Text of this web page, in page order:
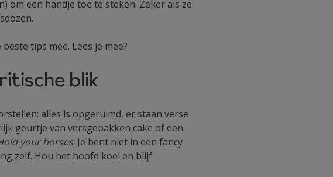
om een handje toe te steken. Zeker als ze
tips mee. Lees je mee?
blik
alles is opgeruimd, er staan verse
geurtje van versgebakken cake of een
your horses. Je bent niet in een fancy
zelf. Hou het hoofd koel en blijf